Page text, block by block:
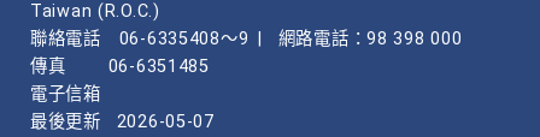
Taiwan (R.O.C.)
聯絡電話
06-6335408～9
網路電話：98 398 000
傳真
06-6351485
電子信箱
最後更新
2026-05-07